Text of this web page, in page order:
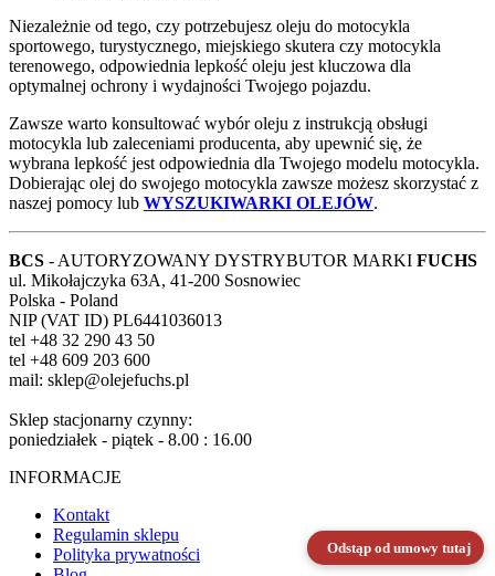
Niezależnie od tego, czy potrzebujesz oleju do motocykla
sportowego, turystycznego, miejskiego skutera czy motocykla
terenowego, odpowiednia lepkość oleju jest kluczowa dla
optymalnej ochrony i wydajności Twojego pojazdu.
Zawsze warto konsultować wybór oleju z instrukcją obsługi
motocykla lub zaleceniami producenta, aby upewnić się, że
wybrana lepkość jest odpowiednia dla Twojego modelu motocykla.
Dobierając olej do swojego motocykla zawsze możesz skorzystać z
naszej pomocy lub WYSZUKIWARKI OLEJÓW.
BCS - AUTORYZOWANY DYSTRYBUTOR MARKI FUCHS
ul. Mikołajczyka 63A, 41-200 Sosnowiec
Polska - Poland
NIP (VAT ID) PL6441036013
tel +48 32 290 43 50
tel +48 609 203 600
mail: sklep@olejefuchs.pl
Sklep stacjonarny czynny:
poniedziałek - piątek - 8.00 : 16.00
INFORMACJE
Kontakt
Regulamin sklepu
Polityka prywatności
Odstąp od umowy tutaj